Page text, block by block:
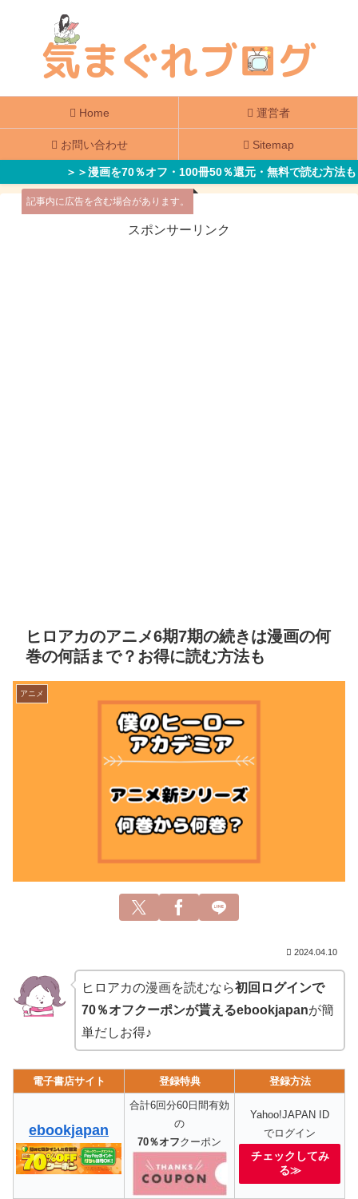
Home 運営者
お問い合わせ Sitemap
＞＞漫画を70％オフ・100冊50％還元・無料で読む方法も
記事内に広告を含む場合があります。
スポンサーリンク
ヒロアカのアニメ6期7期の続きは漫画の何
巻の何話まで？お得に読む方法も
アニメ
2024.04.10
ヒロアカの漫画を読むなら初回ログインで
70％オフクーポンが貰えるebookjapanが簡
単だしお得♪
電子書店サイト 登録特典 登録方法
ebookjapan
合計6回分60日間有効
の
70％オフクーポン
Yahoo!JAPAN ID
でログイン
チェックしてみ
る≫